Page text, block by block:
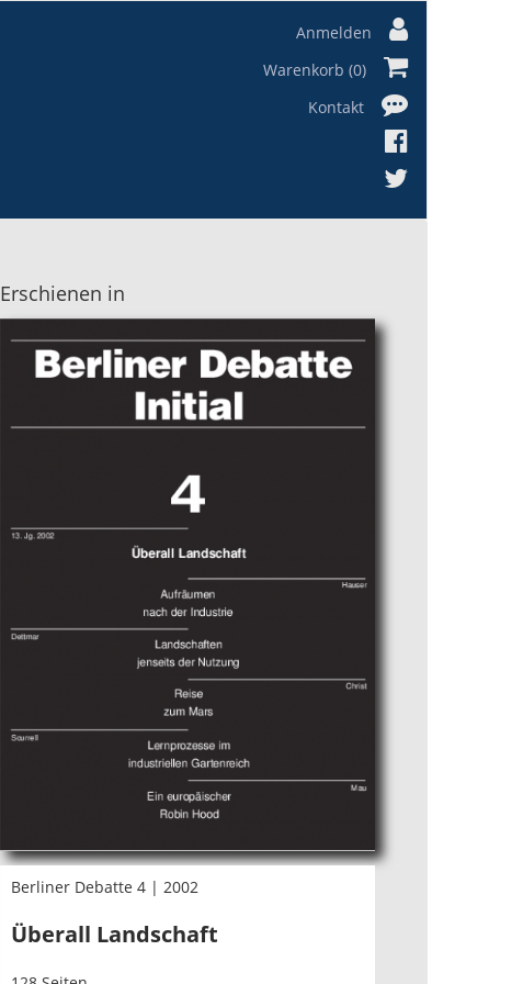
Anmelden
Warenkorb (0)
Kontakt
Erschienen in
Berliner Debatte 4 | 2002
Überall Landschaft